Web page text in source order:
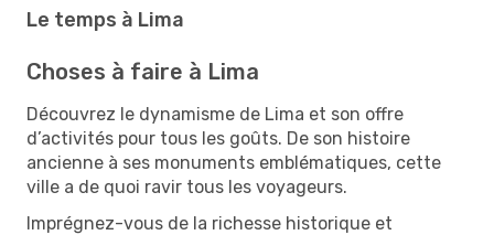
Le temps à Lima
Choses à faire à Lima
Découvrez le dynamisme de Lima et son offre
d’activités pour tous les goûts. De son histoire
ancienne à ses monuments emblématiques, cette
ville a de quoi ravir tous les voyageurs.
Imprégnez-vous de la richesse historique et